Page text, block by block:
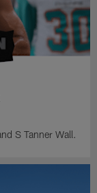
S Tanner Wall.